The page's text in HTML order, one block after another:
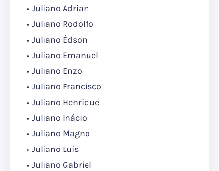
Juliano Adrian
Juliano Rodolfo
Juliano Édson
Juliano Emanuel
Juliano Enzo
Juliano Francisco
Juliano Henrique
Juliano Inácio
Juliano Magno
Juliano Luís
Juliano Gabriel